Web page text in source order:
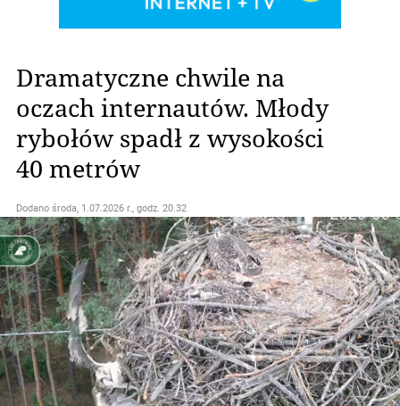
Dramatyczne chwile na
oczach internautów. Młody
rybołów spadł z wysokości
40 metrów
Dodano środa, 1.07.2026 r., godz. 20.32